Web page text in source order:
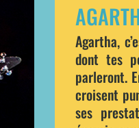
Agartha,
dont tes
parleront.
croisent
ses